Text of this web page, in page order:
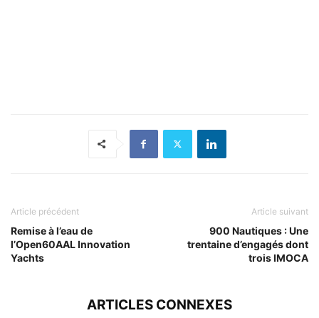
Article précédent
Remise à l’eau de
l’Open60AAL Innovation
Yachts
Article suivant
900 Nautiques : Une
trentaine d’engagés dont
trois IMOCA
ARTICLES CONNEXES